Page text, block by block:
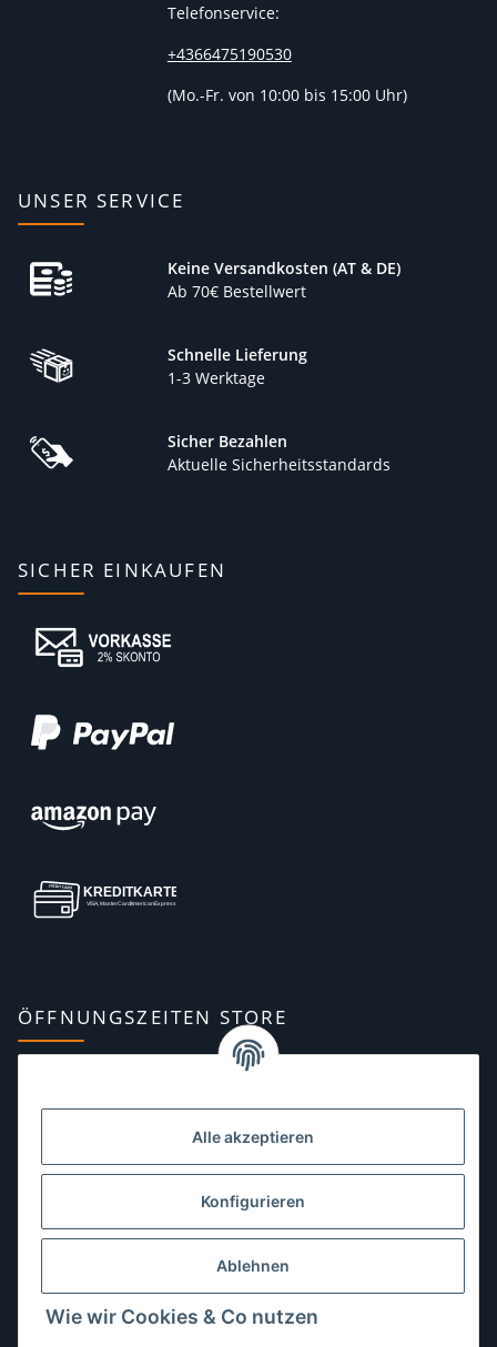
Alle akzeptieren
Konfigurieren
Ablehnen
Wie wir Cookies & Co nutzen
Telefonservice:
+4366475190530
(Mo.-Fr. von 10:00 bis 15:00 Uhr)
UNSER SERVICE
Keine Versandkosten (AT & DE)
Ab 70€ Bestellwert
Schnelle Lieferung
1-3 Werktage
Sicher Bezahlen
Aktuelle Sicherheitsstandards
SICHER EINKAUFEN
ÖFFNUNGSZEITEN STORE
10:00–13:00, 14:00–18:00 Uhr
Dienstag:10:00–13:00, 14:00–16:00 Uhr
10:00–13:00 Uhr
Freitag:10:00–13:00, 14:00–18:00 Uhr
Sonntag: geschlossen